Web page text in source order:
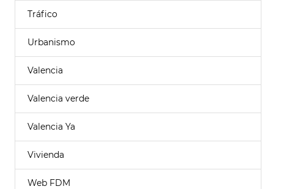
Tráfico
Urbanismo
Valencia
Valencia verde
Valencia Ya
Vivienda
Web FDM